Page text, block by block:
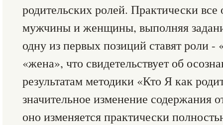
родительских ролей. Практически
мужчины и женщины, выполняя
одну из первых позиций ставят роли
«жена», что свидетельствует об
результатам методики «Кто Я как
значительное изменение содержания
оно изменяется практически